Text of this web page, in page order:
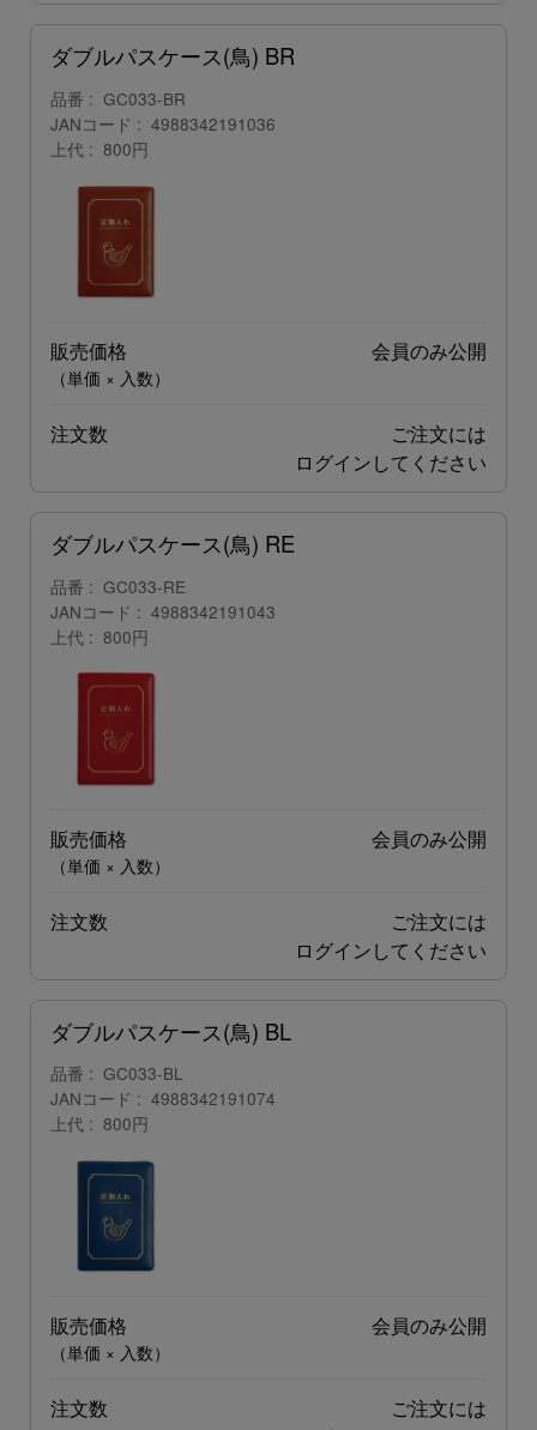
ダブルパスケース(鳥) BR
品番
GC033-BR
JANコード
4988342191036
上代
800円
販売価格
（単価 × 入数）
会員のみ公開
注文数
ご注文には
ログインしてください
ダブルパスケース(鳥) RE
品番
GC033-RE
JANコード
4988342191043
上代
800円
販売価格
（単価 × 入数）
会員のみ公開
注文数
ご注文には
ログインしてください
ダブルパスケース(鳥) BL
品番
GC033-BL
JANコード
4988342191074
上代
800円
販売価格
（単価 × 入数）
会員のみ公開
注文数
ご注文には